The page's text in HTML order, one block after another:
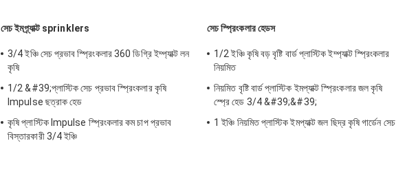
সেচ ইমপ্র্যাক্ট sprinklers
3/4 ইঞ্চি সেচ প্রভাব স্প্রিংকলার 360 ডিগ্রি ইম্প্যাক্ট লন
কৃষি
1/2 &#39;প্লাস্টিক সেচ প্রভাব স্প্রিংকলার কৃষি
Impulse ছত্রাক হেড
কৃষি প্লাস্টিক Impulse স্প্রিংকলার কম চাপ প্রভাব
বিস্তারকারী 3/4 ইঞ্চি
সেচ স্প্রিংকলার হেডস
1/2 ইঞ্চি কৃষি বড় বৃষ্টি বার্ড প্লাস্টিক ইম্প্যাক্ট স্প্রিংকলার
নিয়মিত
নিয়মিত বৃষ্টি বার্ড প্লাস্টিক ইমপ্যাক্ট স্প্রিংকলার জল কৃষি
স্প্রে হেড 3/4 &#39;&#39;
1 ইঞ্চি নিয়মিত প্লাস্টিক ইমপ্যাক্ট জল ছিদ্র কৃষি গার্ডেন সেচ